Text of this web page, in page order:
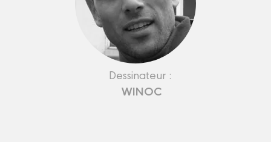
Dessinateur :
WINOC